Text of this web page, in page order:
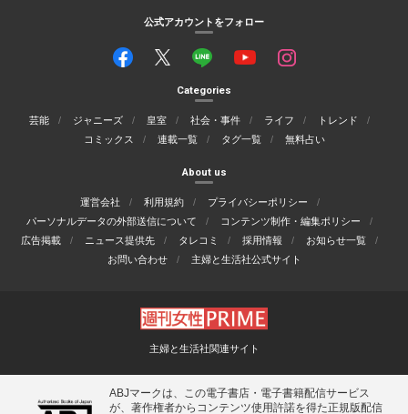
公式アカウントをフォロー
Categories
芸能 ジャニーズ 皇室 社会・事件 ライフ
トレンド
コミックス
連載一覧 タグ一覧 無料占い
About us
運営会社 利用規約
プライバシーポリシー
パーソナルデータの外部送信について
コンテンツ制作・編集ポリシー
広告掲載
ニュース提供先 タレコミ 採用情報
お知らせ一覧
お問い合わせ
主婦と生活社公式サイト
主婦と生活社関連サイト
ABJマークは、この電子書店・電子書籍配信サービス
が、著作権者からコンテンツ使用許諾を得た正規版配信